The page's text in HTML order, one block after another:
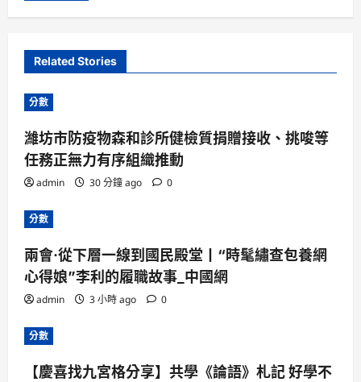
Related Stories
分數
濰坊市防疫物森和診所健檢質捐贈接收、挑唆等
任務正無力有序組織推動
admin 30 分鐘 ago 0
分數
兩會·從下層一線到國民殿堂丨“時髦繡查包養網
心得娘”李利的履職故事_中國網
admin 3 小時 ago 0
分數
【慶喜找九宮格分享】共學《論語》札記 好學不